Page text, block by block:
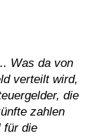
Was da von
verteilt wird,
die
zahlen
für die